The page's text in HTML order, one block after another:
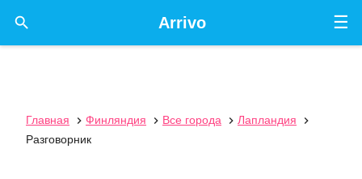
☰
Arrivo

Главная  Финляндия  Все города  Лапландия

Разговорник